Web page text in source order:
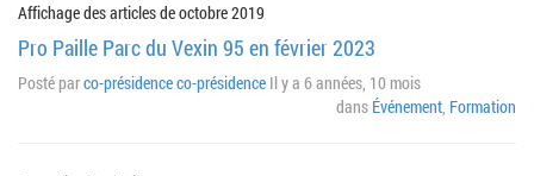
Affichage des articles de octobre 2019
Pro Paille Parc du Vexin 95 en février 2023
Posté parco-présidence co-présidence Il y a 6 années, 10 mois
dans Événement, Formation